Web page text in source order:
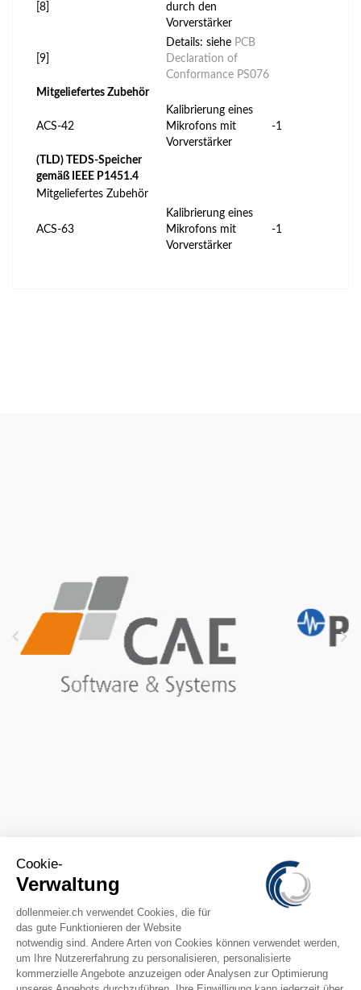
[8]
durch den
Vorverstärker
[9]
Details: siehe PCB
Declaration of
Conformance PS076
Mitgeliefertes Zubehör
ACS-42
Kalibrierung eines
Mikrofons mit
Vorverstärker
-1
(TLD) TEDS-Speicher
gemäß IEEE P1451.4
Mitgeliefertes Zubehör
ACS-63
Kalibrierung eines
Mikrofons mit
Vorverstärker
-1
 
CONTACTS